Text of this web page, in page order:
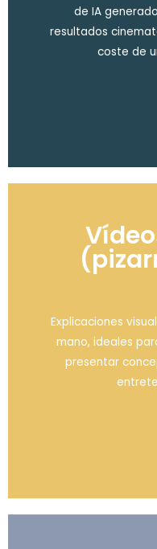
de IA
resultados
coste de
Explicaciones
mano, ideales
presentar